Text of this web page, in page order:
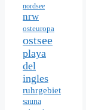
nordsee
nrw
osteuropa
ostsee
playa
del
ingles
ruhrgebiet
sauna